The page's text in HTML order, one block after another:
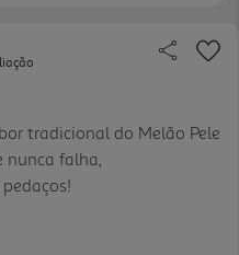
tradicional do Melão Pele
falha,